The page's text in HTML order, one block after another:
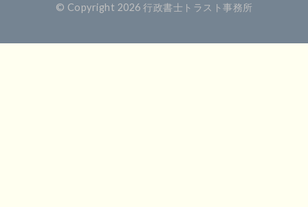
© Copyright 2026 行政書士トラスト事務所